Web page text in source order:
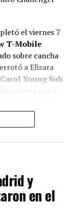
el viernes 7
T-Mobile
sobre cancha
a Elizara
Carol Young Suh
que
corresponde al
y
en el